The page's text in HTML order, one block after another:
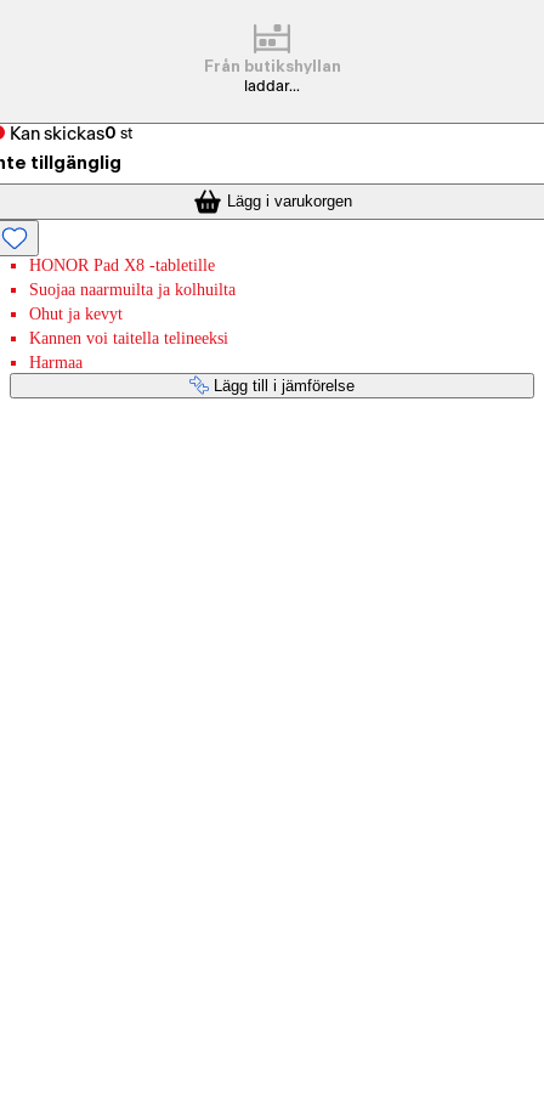
Från butikshyllan
laddar...
Kan skickas0 st
tillgänglig
Lägg i varukorgen
HONOR Pad X8 -tabletille
Suojaa naarmuilta ja kolhuilta
Ohut ja kevyt
Kannen voi taitella telineeksi
Harmaa
Lägg till i jämförelse